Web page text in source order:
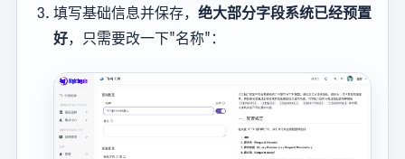
填写基础信息并保存， 绝大部分字段系统已经预置
好，只需要改一下"名称"：